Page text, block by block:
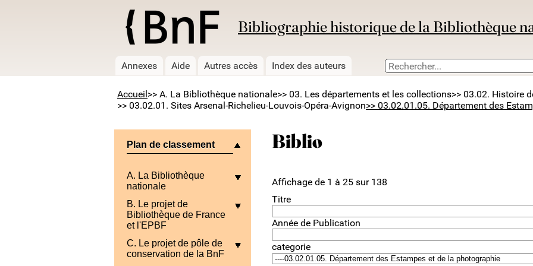
Bibliographie historique de la Bibliothèque
Annexes Aide Autres accès Index des auteurs
Accueil >> A. La Bibliothèque nationale>> 03. Les départements et les collections>> 03.02. Histoire
>> 03.02.01. Sites Arsenal-Richelieu-Louvois-Opéra-Avignon>> 03.02.01.05. Département des
Plan de classement
A. La Bibliothèque
nationale
B. Le projet de
Bibliothèque de France
et l'EPBF
C. Le projet de pôle de
conservation de la BnF
Biblio
Affichage de 1 à 25 sur 138
Titre
Année de Publication
categorie